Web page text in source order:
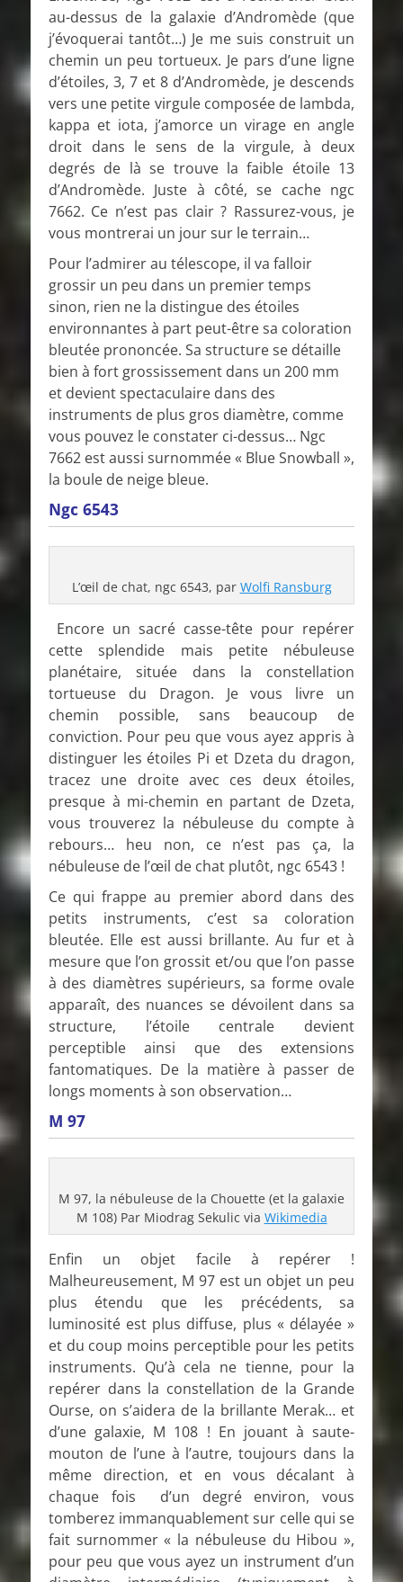
au-dessus de la galaxie d’Andromède (que
j’évoquerai tantôt…) Je me suis construit un
chemin un peu tortueux. Je pars d’une ligne
d’étoiles, 3, 7 et 8 d’Andromède, je descends
vers une petite virgule composée de lambda,
kappa et iota, j’amorce un virage en angle
droit dans le sens de la virgule, à deux
degrés de là se trouve la faible étoile 13
d’Andromède. Juste à côté, se cache ngc
7662. Ce n’est pas clair ? Rassurez-vous, je
vous montrerai un jour sur le terrain…
Pour l’admirer au télescope, il va falloir
grossir un peu dans un premier temps
sinon, rien ne la distingue des étoiles
environnantes à part peut-être sa coloration
bleutée prononcée. Sa structure se détaille
bien à fort grossissement dans un 200 mm
et devient spectaculaire dans des
instruments de plus gros diamètre, comme
vous pouvez le constater ci-dessus… Ngc
7662 est aussi surnommée « Blue Snowball »,
la boule de neige bleue.
Ngc 6543
L’œil de chat, ngc 6543, par Wolfi Ransburg
Encore un sacré casse-tête pour repérer
cette splendide mais petite nébuleuse
planétaire, située dans la constellation
tortueuse du Dragon. Je vous livre un
chemin possible, sans beaucoup de
conviction. Pour peu que vous ayez appris à
distinguer les étoiles Pi et Dzeta du dragon,
tracez une droite avec ces deux étoiles,
presque à mi-chemin en partant de Dzeta,
vous trouverez la nébuleuse du compte à
rebours… heu non, ce n’est pas ça, la
nébuleuse de l’œil de chat plutôt, ngc 6543 !
Ce qui frappe au premier abord dans des
petits instruments, c’est sa coloration
bleutée. Elle est aussi brillante. Au fur et à
mesure que l’on grossit et/ou que l’on passe
à des diamètres supérieurs, sa forme ovale
apparaît, des nuances se dévoilent dans sa
structure, l’étoile centrale devient
perceptible ainsi que des extensions
fantomatiques. De la matière à passer de
longs moments à son observation…
M 97
M 97, la nébuleuse de la Chouette (et la galaxie
M 108) Par Miodrag Sekulic via Wikimedia
Enfin un objet facile à repérer !
Malheureusement, M 97 est un objet un peu
plus étendu que les précédents, sa
luminosité est plus diffuse, plus « délayée »
et du coup moins perceptible pour les petits
instruments. Qu’à cela ne tienne, pour la
repérer dans la constellation de la Grande
Ourse, on s’aidera de la brillante Merak… et
d’une galaxie, M 108 ! En jouant à saute-
mouton de l’une à l’autre, toujours dans la
même direction, et en vous décalant à
chaque fois d’un degré environ, vous
tomberez immanquablement sur celle qui se
fait surnommer « la nébuleuse du Hibou »,
pour peu que vous ayez un instrument d’un